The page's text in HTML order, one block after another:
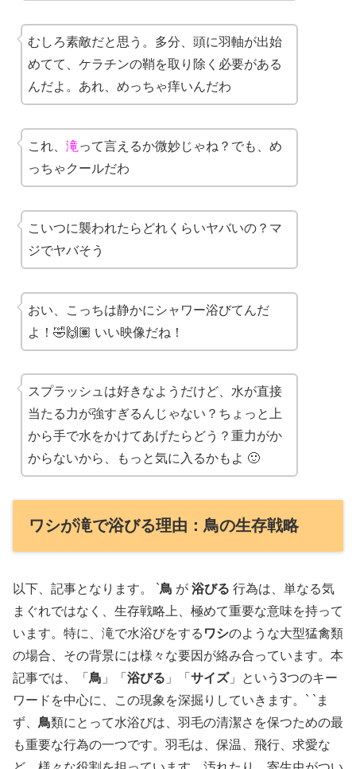
むしろ素敵だと思う。多分、頭に羽軸が出始
めてて、ケラチンの鞘を取り除く必要がある
んだよ。あれ、めっちゃ痒いんだわ
これ、 滝って言えるか微妙じゃね？でも、め
っちゃクールだわ
こいつに襲われたらどれくらいヤバいの？マ
ジでヤバそう
おい、こっちは静かにシャワー浴びてんだ
よ！🤣🙌🏽 いい映像だね！
スプラッシュは好きなようだけど、水が直接
当たる力が強すぎるんじゃない？ちょっと上
から手で水をかけてあげたらどう？重力がか
からないから、もっと気に入るかもよ 🙂
ワシが滝で浴びる理由：鳥の生存戦略
以下、記事となります。 `鳥 が 浴びる 行為は、単なる気
まぐれではなく、生存戦略上、極めて重要な意味を持って
います。特に、滝で水浴びをする ワシのような大型猛禽類
の場合、その背景には様々な要因が絡み合っています。本
記事では、「 鳥 」「 浴びる 」「 サイズ」という3つのキー
ワードを中心に、この現象を深掘りしていきます。` ` ま
ず、 鳥類にとって水浴びは、羽毛の清潔さを保つための最
も重要な行為の一つです。羽毛は、保温、飛行、求愛な